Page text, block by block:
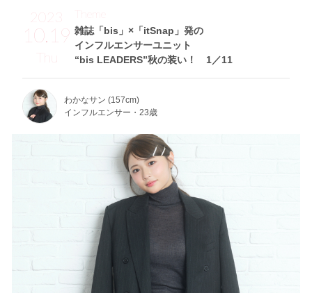
2023
10.19
Thu
雑誌「bis」×「itSnap」発の
インフルエンサーユニット
“bis LEADERS”秋の装い！ 1／11
Theme
わかなサン (157cm)
インフルエンサー・23歳